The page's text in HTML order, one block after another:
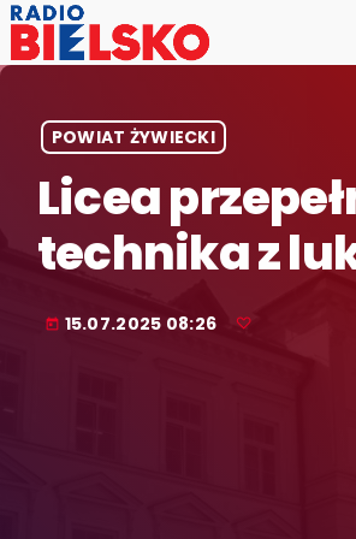
POWIAT ŻYWIECKI
Licea
technika z
today 15.07.2025 08:26